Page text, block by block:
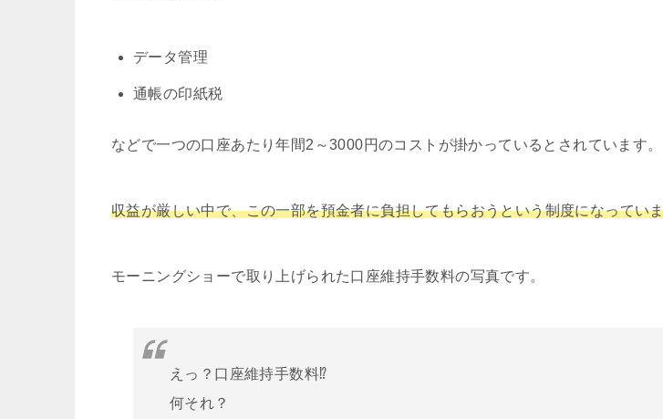
データ管理
通帳の印紙税
などで一つの口座あたり年間2～3000円のコストが掛かっているとされています。
収益が厳しい中で、この一部を預金者に負担してもらおうという制度になってい
モーニングショーで取り上げられた口座維持手数料の写真です。
えっ？口座維持手数料⁉️
何それ？